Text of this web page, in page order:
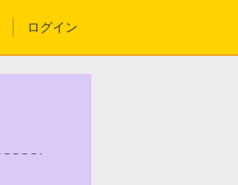
ログイン